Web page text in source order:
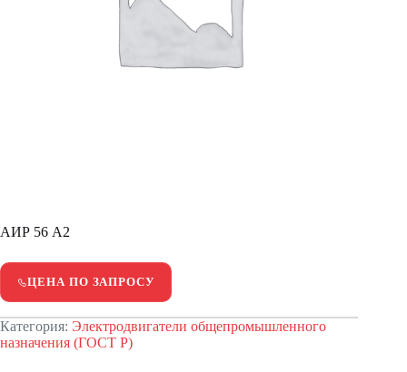
АИР 56 А2
ЦЕНА ПО ЗАПРОСУ
Категория: Электродвигатели общепромышленного
назначения (ГОСТ Р)